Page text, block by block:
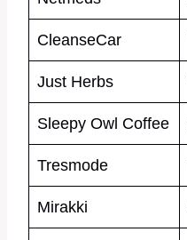
CleanseCar
Just Herbs
Sleepy Owl Coffee
Tresmode
Mirakki